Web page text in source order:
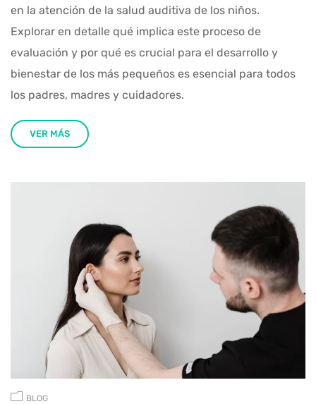
en la atención de la salud auditiva de los niños.
Explorar en detalle qué implica este proceso de
evaluación y por qué es crucial para el desarrollo y
bienestar de los más pequeños es esencial para todos
los padres, madres y cuidadores.
VER MÁS
BLOG